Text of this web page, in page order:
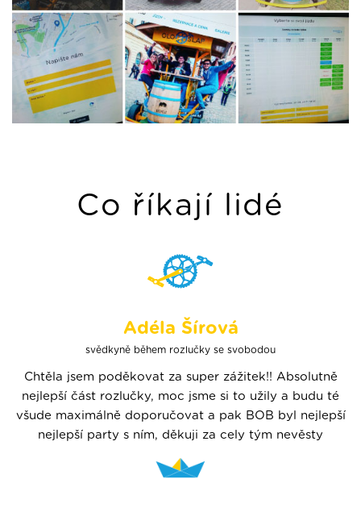
Co říkají lidé
Adéla Šírová
svědkyně během rozlučky se svobodou
Chtěla jsem poděkovat za super zážitek!! Absolutně
nejlepší část rozlučky, moc jsme si to užily a budu té
všude maximálně doporučovat a pak BOB byl nejlepší
nejlepší party s ním, děkuji za cely tým nevěsty